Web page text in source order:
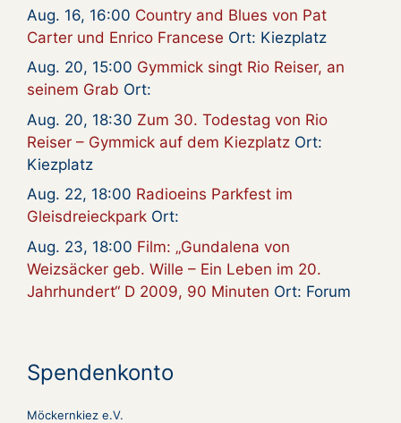
Aug. 16, 16:00 Country and Blues von Pat
Carter und Enrico Francese Ort: Kiezplatz
Aug. 20, 15:00 Gymmick singt Rio Reiser, an
seinem Grab Ort:
Aug. 20, 18:30 Zum 30. Todestag von Rio
Reiser – Gymmick auf dem Kiezplatz Ort:
Kiezplatz
Aug. 22, 18:00 Radioeins Parkfest im
Gleisdreieckpark Ort:
Aug. 23, 18:00 Film: „Gundalena von
Weizsäcker geb. Wille – Ein Leben im 20.
Jahrhundert“ D 2009, 90 Minuten Ort: Forum
Spendenkonto
Möckernkiez e.V.